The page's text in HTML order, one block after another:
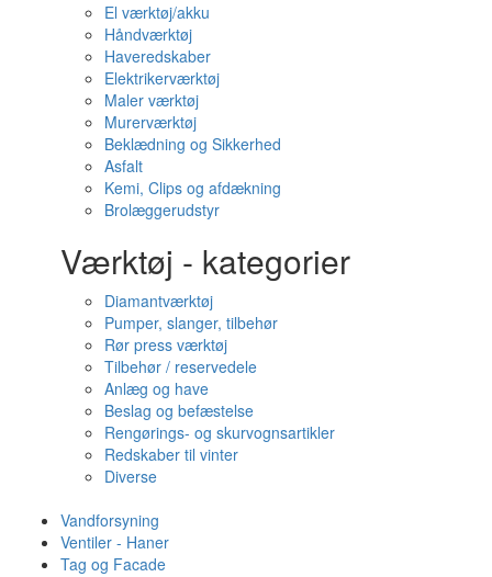
El værktøj/akku
Håndværktøj
Haveredskaber
Elektrikerværktøj
Maler værktøj
Murerværktøj
Beklædning og Sikkerhed
Asfalt
Kemi, Clips og afdækning
Brolæggerudstyr
Værktøj - kategorier
Diamantværktøj
Pumper, slanger, tilbehør
Rør press værktøj
Tilbehør / reservedele
Anlæg og have
Beslag og befæstelse
Rengørings- og skurvognsartikler
Redskaber til vinter
Diverse
Vandforsyning
Ventiler - Haner
Tag og Facade